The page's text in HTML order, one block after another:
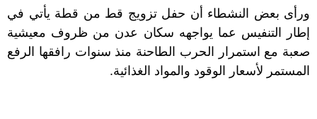
ورأى بعض النشطاء أن حفل تزويج قط من قطة يأتي في
إطار التنفيس عما يواجهه سكان عدن من ظروف معيشية
صعبة مع استمرار الحرب الطاحنة منذ سنوات رافقها الرفع
المستمر لأسعار الوقود والمواد الغذائية.